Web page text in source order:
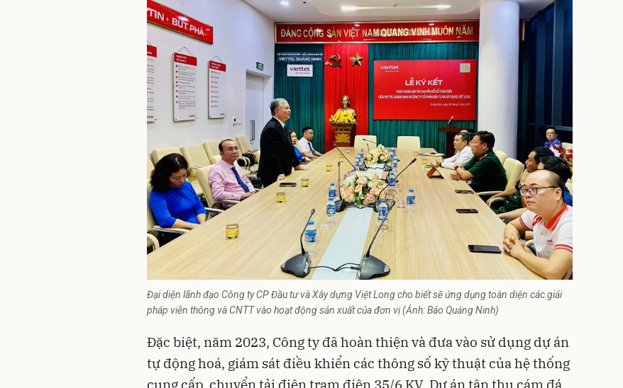
Đại diện lãnh đạo Công ty CP Đầu tư và Xây dựng Việt Long cho biết sẽ ứng dụng toàn diện các giải
pháp viễn thông và CNTT vào hoạt động sản xuất của đơn vị (Ảnh: Báo Quảng Ninh)
Đặc biệt, năm 2023, Công ty đã hoàn thiện và đưa vào sử dụng dự án
tự động hoá, giám sát điều khiển các thông số kỹ thuật của hệ thống
cung cấp, chuyển tải điện trạm điện 35/6 KV. Dự án tận thu cám đá